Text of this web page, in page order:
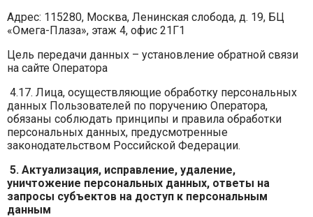
Адрес: 115280, Москва, Ленинская слобода, д. 19, БЦ
«Омега-Плаза», этаж 4, офис 21Г1
Цель передачи данных – установление обратной связи
на сайте Оператора
4.17. Лица, осуществляющие обработку персональных
данных Пользователей по поручению Оператора,
обязаны соблюдать принципы и правила обработки
персональных данных, предусмотренные
законодательством Российской Федерации.
5. Актуализация, исправление, удаление,
уничтожение персональных данных, ответы на
запросы субъектов на доступ к персональным
данным